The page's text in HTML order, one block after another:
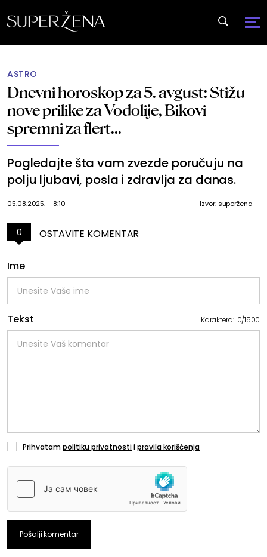
ASTRO
Dnevni horoskop za 5. avgust: Stižu
nove prilike za Vodolije, Bikovi
spremni za flert...
Pogledajte šta vam zvezde poručuju na
polju ljubavi, posla i zdravlja za danas.
05.08.2025. 8:10 Izvor: superžena
0 OSTAVITE KOMENTAR
Ime
Tekst Karaktera: 0/1500
Prihvatampolitiku privatnostiipravila korišćenja
Pošalji komentar